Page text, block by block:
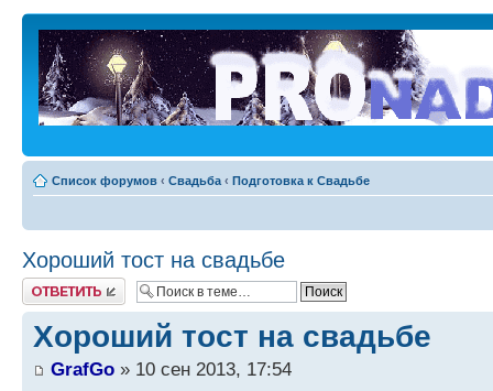
Список форумов ‹ Свадьба ‹ Подготовка к Свадьбе
Хороший тост на свадьбе
Ответить
Хороший тост на свадьбе
GrafGo » 10 сен 2013, 17:54